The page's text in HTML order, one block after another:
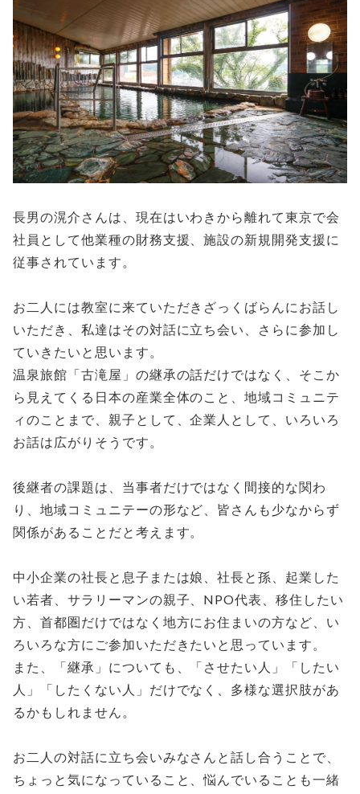
長男の滉介さんは、現在はいわきから離れて東京で会
社員として他業種の財務支援、施設の新規開発支援に
従事されています。
お二人には教室に来ていただきざっくばらんにお話し
いただき、私達はその対話に立ち会い、さらに参加し
ていきたいと思います。
温泉旅館「古滝屋」の継承の話だけではなく、そこか
ら見えてくる日本の産業全体のこと、地域コミュニテ
ィのことまで、親子として、企業人として、いろいろ
お話は広がりそうです。
後継者の課題は、当事者だけではなく間接的な関わ
り、地域コミュニテーの形など、皆さんも少なからず
関係があることだと考えます。
中小企業の社長と息子または娘、社長と孫、起業した
い若者、サラリーマンの親子、NPO代表、移住したい
方、首都圏だけではなく地方にお住まいの方など、い
ろいろな方にご参加いただきたいと思っています。
また、「継承」についても、「させたい人」「したい
人」「したくない人」だけでなく、多様な選択肢があ
るかもしれません。
お二人の対話に立ち会いみなさんと話し合うことで、
ちょっと気になっていること、悩んでいることも一緒